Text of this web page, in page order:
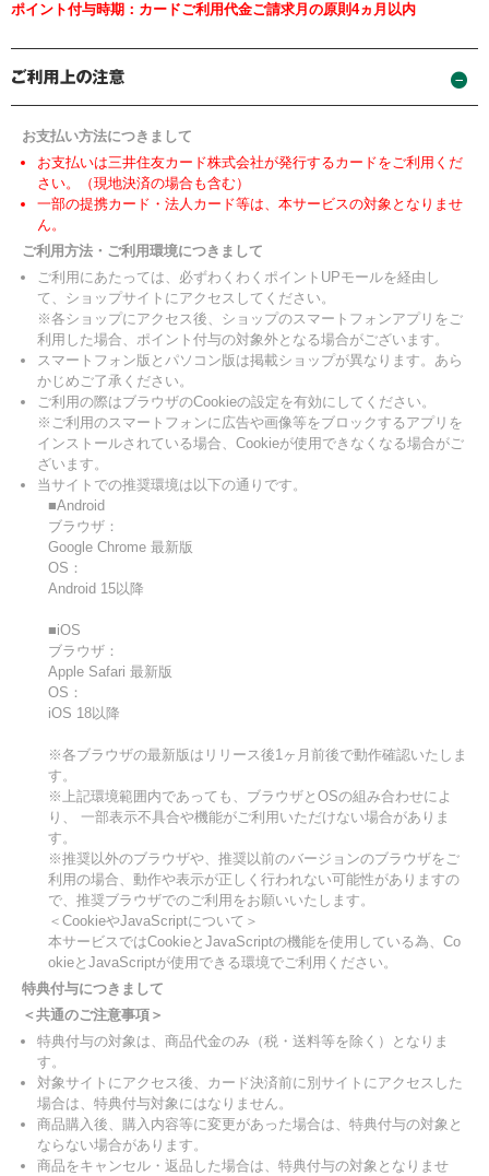
ポイント付与時期：カードご利用代金ご請求月の原則4ヵ月以内
お支払い方法につきまして
お支払いは三井住友カード株式会社が発行するカードをご利用くだ
さい。（現地決済の場合も含む）
一部の提携カード・法人カード等は、本サービスの対象となりませ
ん。
ご利用方法・ご利用環境につきまして
ご利用にあたっては、必ずわくわくポイントUPモールを経由し
て、ショップサイトにアクセスしてください。
※各ショップにアクセス後、ショップのスマートフォンアプリをご
利用した場合、ポイント付与の対象外となる場合がございます。
スマートフォン版とパソコン版は掲載ショップが異なります。あら
かじめご了承ください。
ご利用の際はブラウザのCookieの設定を有効にしてください。
※ご利用のスマートフォンに広告や画像等をブロックするアプリを
インストールされている場合、Cookieが使用できなくなる場合がご
ざいます。
当サイトでの推奨環境は以下の通りです。
■Android
ブラウザ：
Google Chrome 最新版
OS：
Android 15以降
■iOS
ブラウザ：
Apple Safari 最新版
OS：
iOS 18以降
※各ブラウザの最新版はリリース後1ヶ月前後で動作確認いたしま
す。
※上記環境範囲内であっても、ブラウザとOSの組み合わせによ
り、 一部表示不具合や機能がご利用いただけない場合がありま
す。
※推奨以外のブラウザや、推奨以前のバージョンのブラウザをご
利用の場合、動作や表示が正しく行われない可能性がありますの
で、推奨ブラウザでのご利用をお願いいたします。
＜CookieやJavaScriptについて＞
本サービスではCookieとJavaScriptの機能を使用している為、Co
okieとJavaScriptが使用できる環境でご利用ください。
特典付与につきまして
＜共通のご注意事項＞
特典付与の対象は、商品代金のみ（税・送料等を除く）となりま
す。
対象サイトにアクセス後、カード決済前に別サイトにアクセスした
場合は、特典付与対象にはなりません。
商品購入後、購入内容等に変更があった場合は、特典付与の対象と
ならない場合があります。
商品をキャンセル・返品した場合は、特典付与の対象となりませ